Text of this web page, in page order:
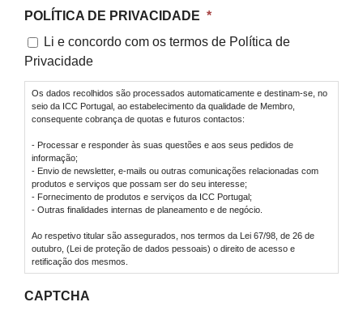
POLÍTICA DE PRIVACIDADE *
Li e concordo com os termos de Política de
Privacidade
Os dados recolhidos são processados automaticamente e destinam-se, no
seio da ICC Portugal, ao estabelecimento da qualidade de Membro,
consequente cobrança de quotas e futuros contactos:
- Processar e responder às suas questões e aos seus pedidos de
informação;
- Envio de newsletter, e-mails ou outras comunicações relacionadas com
produtos e serviços que possam ser do seu interesse;
- Fornecimento de produtos e serviços da ICC Portugal;
- Outras finalidades internas de planeamento e de negócio.
Ao respetivo titular são assegurados, nos termos da Lei 67/98, de 26 de
outubro, (Lei de proteção de dados pessoais) o direito de acesso e
retificação dos mesmos.
CAPTCHA